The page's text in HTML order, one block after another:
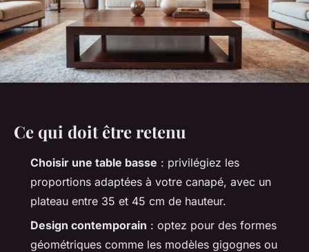
Ce qui doit être retenu
Choisir une table basse : privilégiez les
proportions adaptées à votre canapé, avec un
plateau entre 35 et 45 cm de hauteur.
Design contemporain : optez pour des formes
géométriques comme les modèles gigognes ou